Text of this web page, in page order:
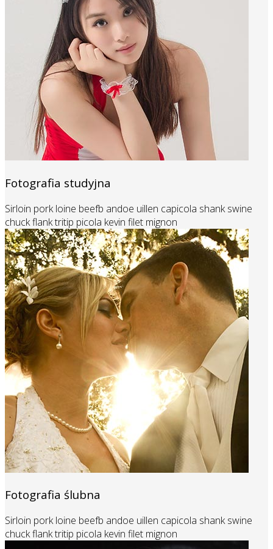
Fotografia studyjna
Sirloin pork loine beefb andoe uillen capicola shank swine
chuck flank tritip picola kevin filet mignon
Fotografia ślubna
Sirloin pork loine beefb andoe uillen capicola shank swine
chuck flank tritip picola kevin filet mignon